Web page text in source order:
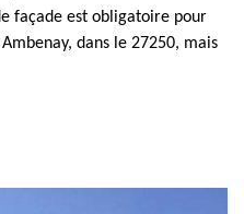
façade est obligatoire pour
dans le 27250, mais